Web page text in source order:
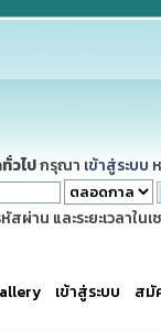
วไปกรุณา เข้าสู่ระบบ
ผ่าน และระยะเวลาใน
เข้าสู่ระบบ สมั